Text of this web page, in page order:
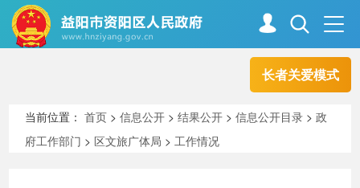
长者关爱模式
走进资阳
当前位置：首页 >信息公开 >结果公开 >信息公开目录 >政
府工作部门 > 区文旅广体局 >工作情况